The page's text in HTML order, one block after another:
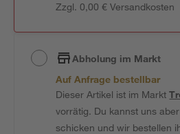
Zzgl. 0,00 € Versandkosten
Abholung im Markt
Auf Anfrage bestellbar
Dieser Artikel ist im Markt
vorrätig. Du kannst uns
schicken und wir bestellen